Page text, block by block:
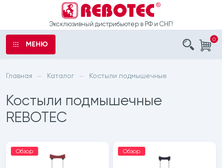
Эксклюзивный дистрибьютер в РФ и СНГ!
МЕНЮ
0
Главная — Каталог — Костыли подмышечные
Костыли подмышечные
REBOTEC
Обзор Обзор